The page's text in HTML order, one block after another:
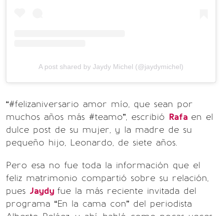
A post shared by Jaydy Michel (@jaydymichel)
“#felizaniversario amor mío, que sean por
muchos años más #teamo”, escribió Rafa en el
dulce post de su mujer, y la madre de su
pequeño hijo, Leonardo, de siete años.
Pero esa no fue toda la información que el
feliz matrimonio compartió sobre su relación,
pues Jaydy fue la más reciente invitada del
programa “En la cama con” del periodista